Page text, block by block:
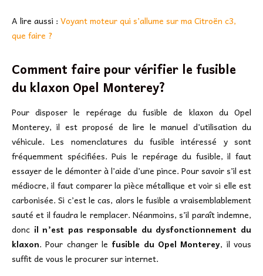
A lire aussi : Voyant moteur qui s’allume sur ma Citroën c3,
que faire ?
Comment faire pour vérifier le fusible
du klaxon Opel Monterey?
Pour disposer le repérage du fusible de klaxon du Opel
Monterey, il est proposé de lire le manuel d’utilisation du
véhicule. Les nomenclatures du fusible intéressé y sont
fréquemment spécifiées. Puis le repérage du fusible, il faut
essayer de le démonter à l’aide d’une pince. Pour savoir s’il est
médiocre, il faut comparer la pièce métallique et voir si elle est
carbonisée. Si c’est le cas, alors le fusible a vraisemblablement
sauté et il faudra le remplacer. Néanmoins, s’il paraît indemne,
donc il n’est pas responsable du dysfonctionnement du
klaxon. Pour changer le fusible du Opel Monterey, il vous
suffit de vous le procurer sur internet.